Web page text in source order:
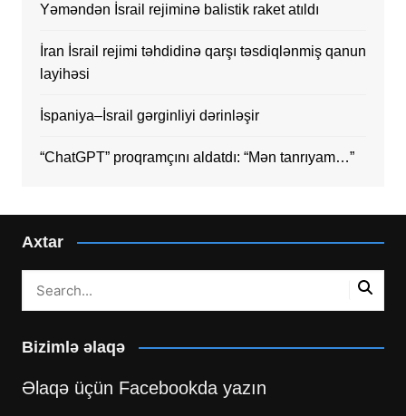
Yəməndən İsrail rejiminə balistik raket atıldı
İran İsrail rejimi təhdidinə qarşı təsdiqlənmiş qanun
layihəsi
İspaniya–İsrail gərginliyi dərinləşir
“ChatGPT” proqramçını aldatdı: “Mən tanrıyam…”
Axtar
Bizimlə əlaqə
Əlaqə üçün Facebookda yazın